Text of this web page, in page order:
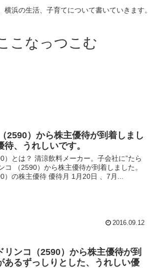
横浜の生活、子育てについて書いていきます。
こなっつこむ
2590）から株主優待が到着しまし
、うれしいです。
）とは？ 清涼飲料メーカー。子会社に”たら
コ （2590）から株主優待が到着しました。
）の株主優待 優待月 1月20日 、7月...
2016.09.12
リンコ（2590）から株主優待が到
あるずっしりとした、うれしい優